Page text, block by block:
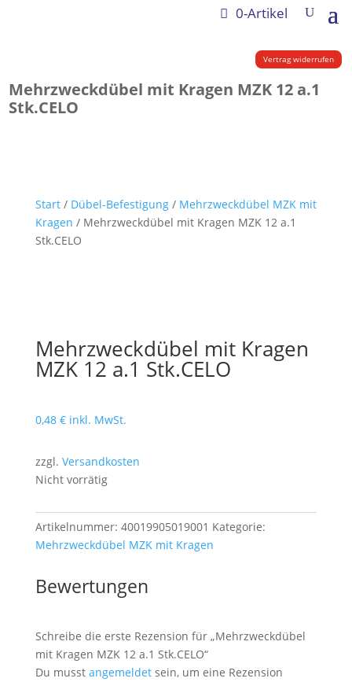
0-Artikel
Vertrag widerrufen
Mehrzweckdübel mit Kragen MZK 12 a.1
Stk.CELO
Start/ Dübel-Befestigung/ Mehrzweckdübel MZK mit
Kragen / Mehrzweckdübel mit Kragen MZK 12 a.1
Stk.CELO
Mehrzweckdübel mit Kragen
MZK 12 a.1 Stk.CELO
0,48 € inkl. MwSt.
zzgl. Versandkosten
Nicht vorrätig
Artikelnummer: 40019905019001 Kategorie:
Mehrzweckdübel MZK mit Kragen
Bewertungen
Schreibe die erste Rezension für „Mehrzweckdübel
mit Kragen MZK 12 a.1 Stk.CELO“
Du musst angemeldetsein, um eine Rezension